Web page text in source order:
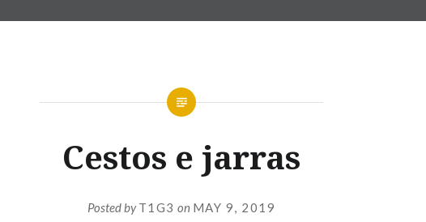
Cestos e jarras
Posted byT1G3 on MAY 9, 2019